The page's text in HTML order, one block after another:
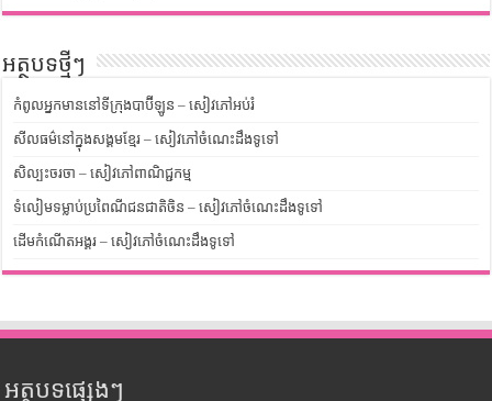
អត្ថបទថ្មីៗ
កំពូលអ្នកមាននៅទីក្រុងបាប៊ីឡូន – សៀវភៅអប់រំ
សីលធម៌នៅក្នុងសង្គមខ្មែរ – សៀវភៅចំណេះដឹងទូទៅ
សិល្បះចរចា – សៀវភៅពាណិជ្ជកម្ម
ទំលៀមទម្លាប់ប្រពៃណីជនជាតិចិន – សៀវភៅចំណេះដឹងទូទៅ
ដើមកំណើតអង្គរ – សៀវភៅចំណេះដឹងទូទៅ
អត្ថបទផ្សេងៗ